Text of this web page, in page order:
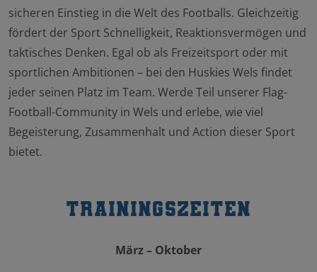
sicheren Einstieg in die Welt des Footballs. Gleichzeitig
fördert der Sport Schnelligkeit, Reaktionsvermögen und
taktisches Denken. Egal ob als Freizeitsport oder mit
sportlichen Ambitionen – bei den Huskies Wels findet
jeder seinen Platz im Team. Werde Teil unserer Flag-
Football-Community in Wels und erlebe, wie viel
Begeisterung, Zusammenhalt und Action dieser Sport
bietet.
Trainingszeiten
März – Oktober